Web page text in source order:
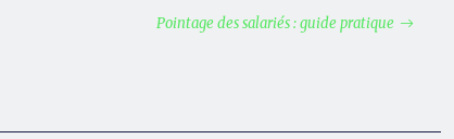
Pointage des salariés : guide pratique